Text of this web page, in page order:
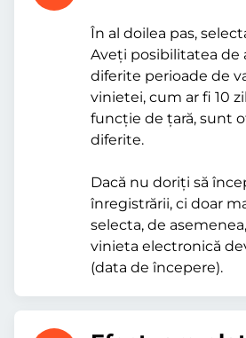
În al doilea pas,
Aveți posibilitatea de
diferite perioade de
vinietei, cum ar fi 10
funcție de țară, sunt
diferite.
Dacă nu doriți să
înregistrării, ci doar
selecta, de
vinieta electronică
(data de începere).